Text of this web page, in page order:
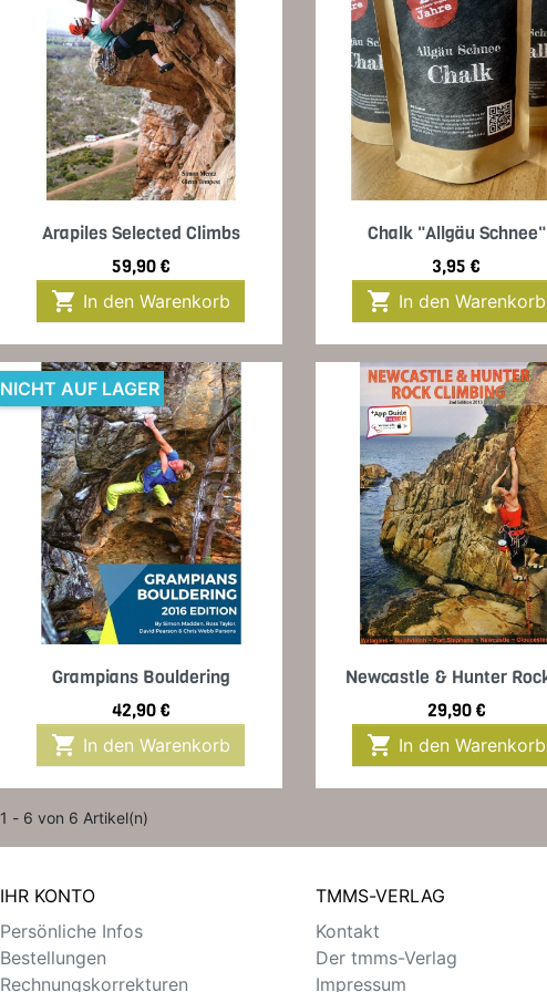
Vorschau
Arapiles Selected Climbs
Preis
59,90 €
 In den Warenkorb
 Vorschau
Chalk "Allgäu Schnee"
Preis
3,95 €
 In den Warenkorb
 Vorschau
Grampians Bouldering
Preis
42,90 €
 In den Warenkorb
NICHT AUF LAGER
 Vorschau
Newcastle & Hunter
Preis
29,90 €
 In den Warenkorb
1 - 6 von 6 Artikel(n)
IHR KONTO
Persönliche Infos
Bestellungen
Rechnungskorrekturen
TMMS-VERLAG
Kontakt
Der tmms-Verlag
Impressum